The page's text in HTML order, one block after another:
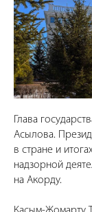
Глава
Асылова.
в стране и
надзорной
на Акорду.